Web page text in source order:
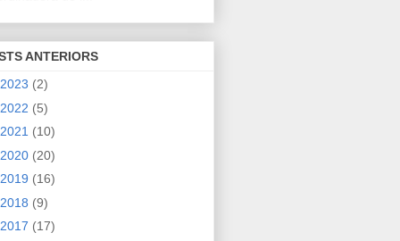
ANTERIORS
2023 (2)
2022 (5)
2021 (10)
2020 (20)
2019 (16)
2018 (9)
2017 (17)